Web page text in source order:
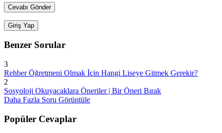
Giriş Yap
Benzer Sorular
3
Rehber Öğretmeni Olmak İçin Hangi Liseye Gitmek Gerekir?
2
Sosyoloji Okuyacaklara Öneriler | Bir Öneri Bırak
Daha Fazla Soru Görüntüle
Popüler Cevaplar